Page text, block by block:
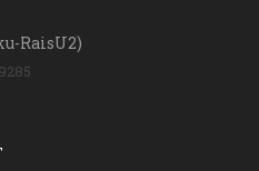
RaisU2)